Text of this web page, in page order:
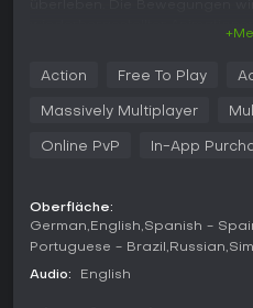
überarbeiteten
durch Fahrzeugphysik für
ausfechten oder aus der
Das Spiel bringt Systeme wie
denen das Erledigen von
Belohnungen einbringt, sowie
die klassische Battle-Royale-
Action Free To Play
Massively Multiplayer
Online PvP In-App
Oberfläche:
German English Spanish -
Portuguese - Brazil
Russian
Audio: English